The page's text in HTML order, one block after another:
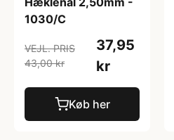
1030/C
VEJL. PRIS
43,00 kr
37,95
kr
Køb her